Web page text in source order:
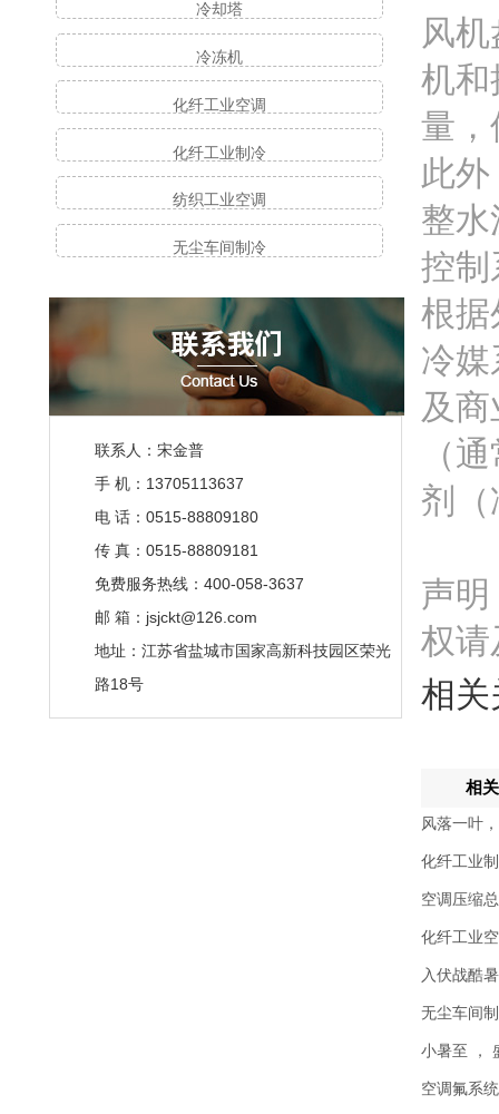
冷却塔
冷冻机
化纤工业空调
化纤工业制冷
纺织工业空调
无尘车间制冷
联系人：宋金普
手 机：13705113637
电 话：0515-88809180
传 真：0515-88809181
免费服务热线：400-058-3637
邮 箱：jsjckt@126.com
地址：江苏省盐城市国家高新科技园区荣光
路18号
风
机和
量，
此
整
控制
根据
冷
及
（
剂
声
权请
相关
相
风落一叶
化纤工业
空调压缩
化纤工业
入伏战酷
无尘车间
小暑至 ，
空调氟系